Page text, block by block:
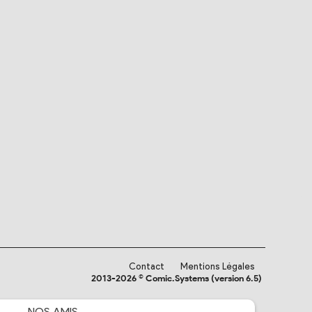
Contact
Mentions Légales
2013-2026 © Comic.Systems (version 6.5)